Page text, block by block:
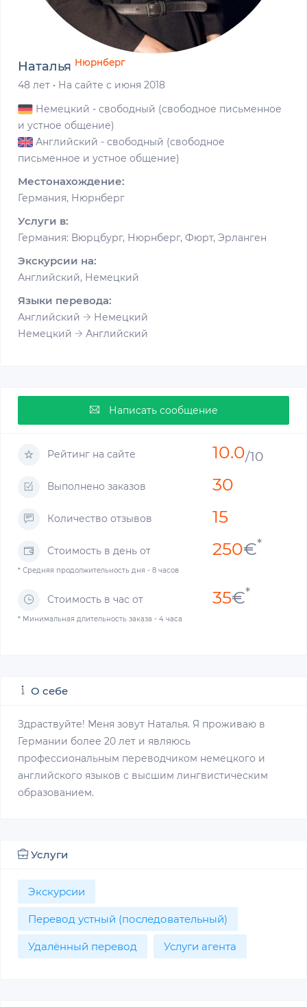
Наталья Нюрнберг
48 лет · На сайте с июня 2018
Немецкий - свободный (свободное письменное
и устное общение)
Английский - свободный (свободное
письменное и устное общение)
Местонахождение:
Германия, Нюрнберг
Услуги в:
Германия: Вюрцбург, Нюрнберг, Фюрт, Эрланген
Экскурсии на:
Английский, Немецкий
Языки перевода:
Английский
Немецкий
Немецкий
Английский
Написать сообщение
Рейтинг на сайте 10.0/10
Выполнено заказов 30
Количество отзывов 15
Стоимость в день от 250€*
* Средняя продолжительность дня - 8 часов
Стоимость в час от 35€*
* Минимальная длительность заказа - 4 часа
О себе
Здраствуйте! Меня зовут Наталья. Я проживаю в
Германии более 20 лет и являюсь
профессиональным переводчиком немецкого и
английского языков с высшим лингвистическим
образованием.
Услуги
Экскурсии
Перевод устный (последовательный)
Удалённый перевод Услуги агента